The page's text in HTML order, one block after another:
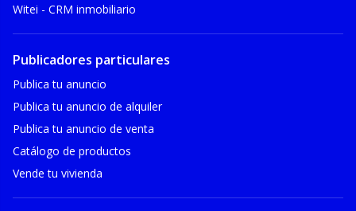
Witei - CRM inmobiliario
Publicadores particulares
Publica tu anuncio
Publica tu anuncio de alquiler
Publica tu anuncio de venta
Catálogo de productos
Vende tu vivienda